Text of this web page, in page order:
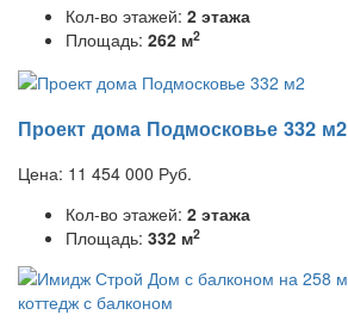
Кол-во этажей: 2 этажа
Площадь: 262 м2
Проект дома Подмосковье 332 м2
Цена: 11 454 000 Руб.
Кол-во этажей: 2 этажа
Площадь: 332 м2